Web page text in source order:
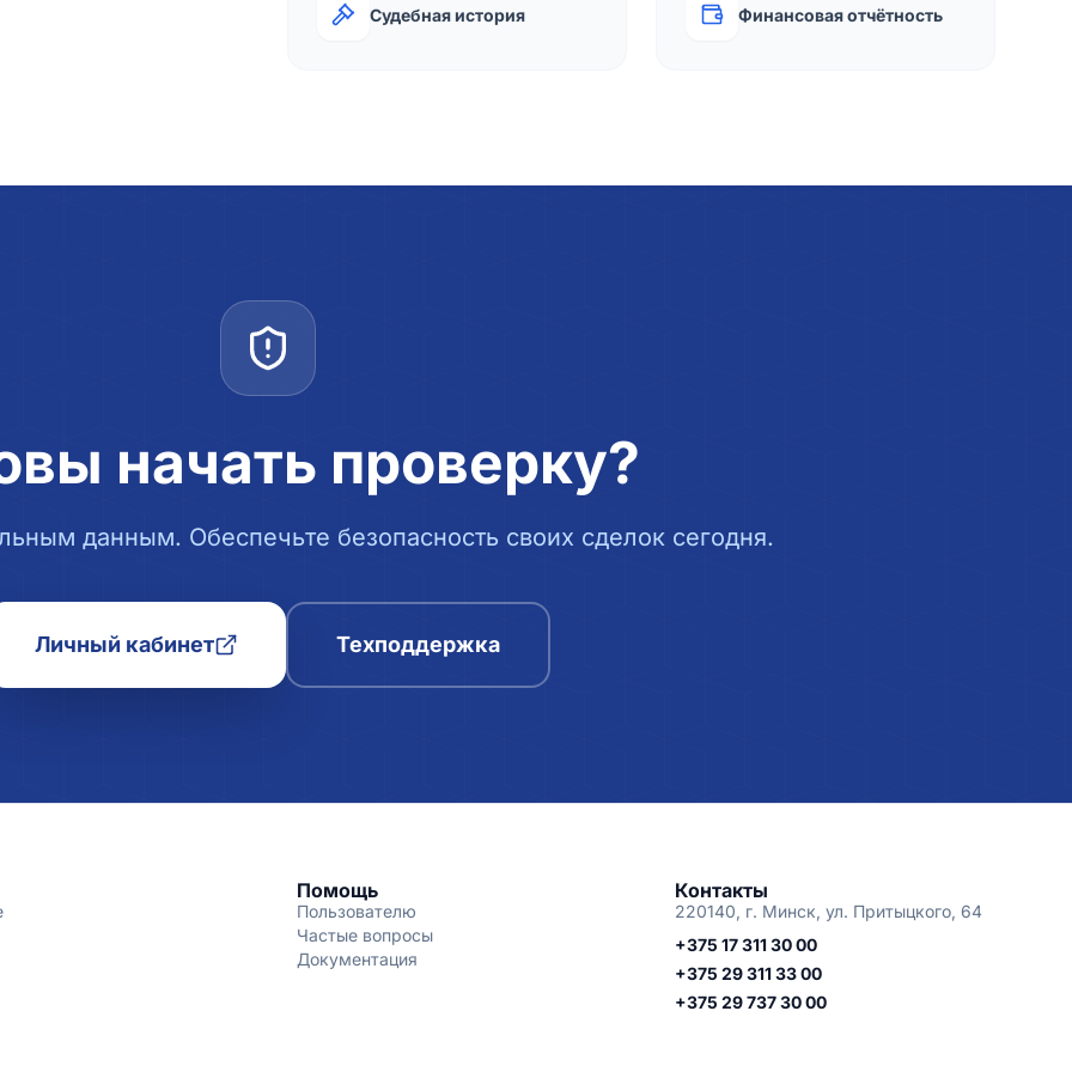
Судебная история Финансовая отчётность
начать проверку?
данным. Обеспечьте безопасность своих сделок сегодня.
Личный кабинет Техподдержка
Помощь
Пользователю
Частые вопросы
Документация
Контакты
220140, г. Минск, ул. Притыцкого, 64
+375 17 311 30 00
+375 29 311 33 00
+375 29 737 30 00